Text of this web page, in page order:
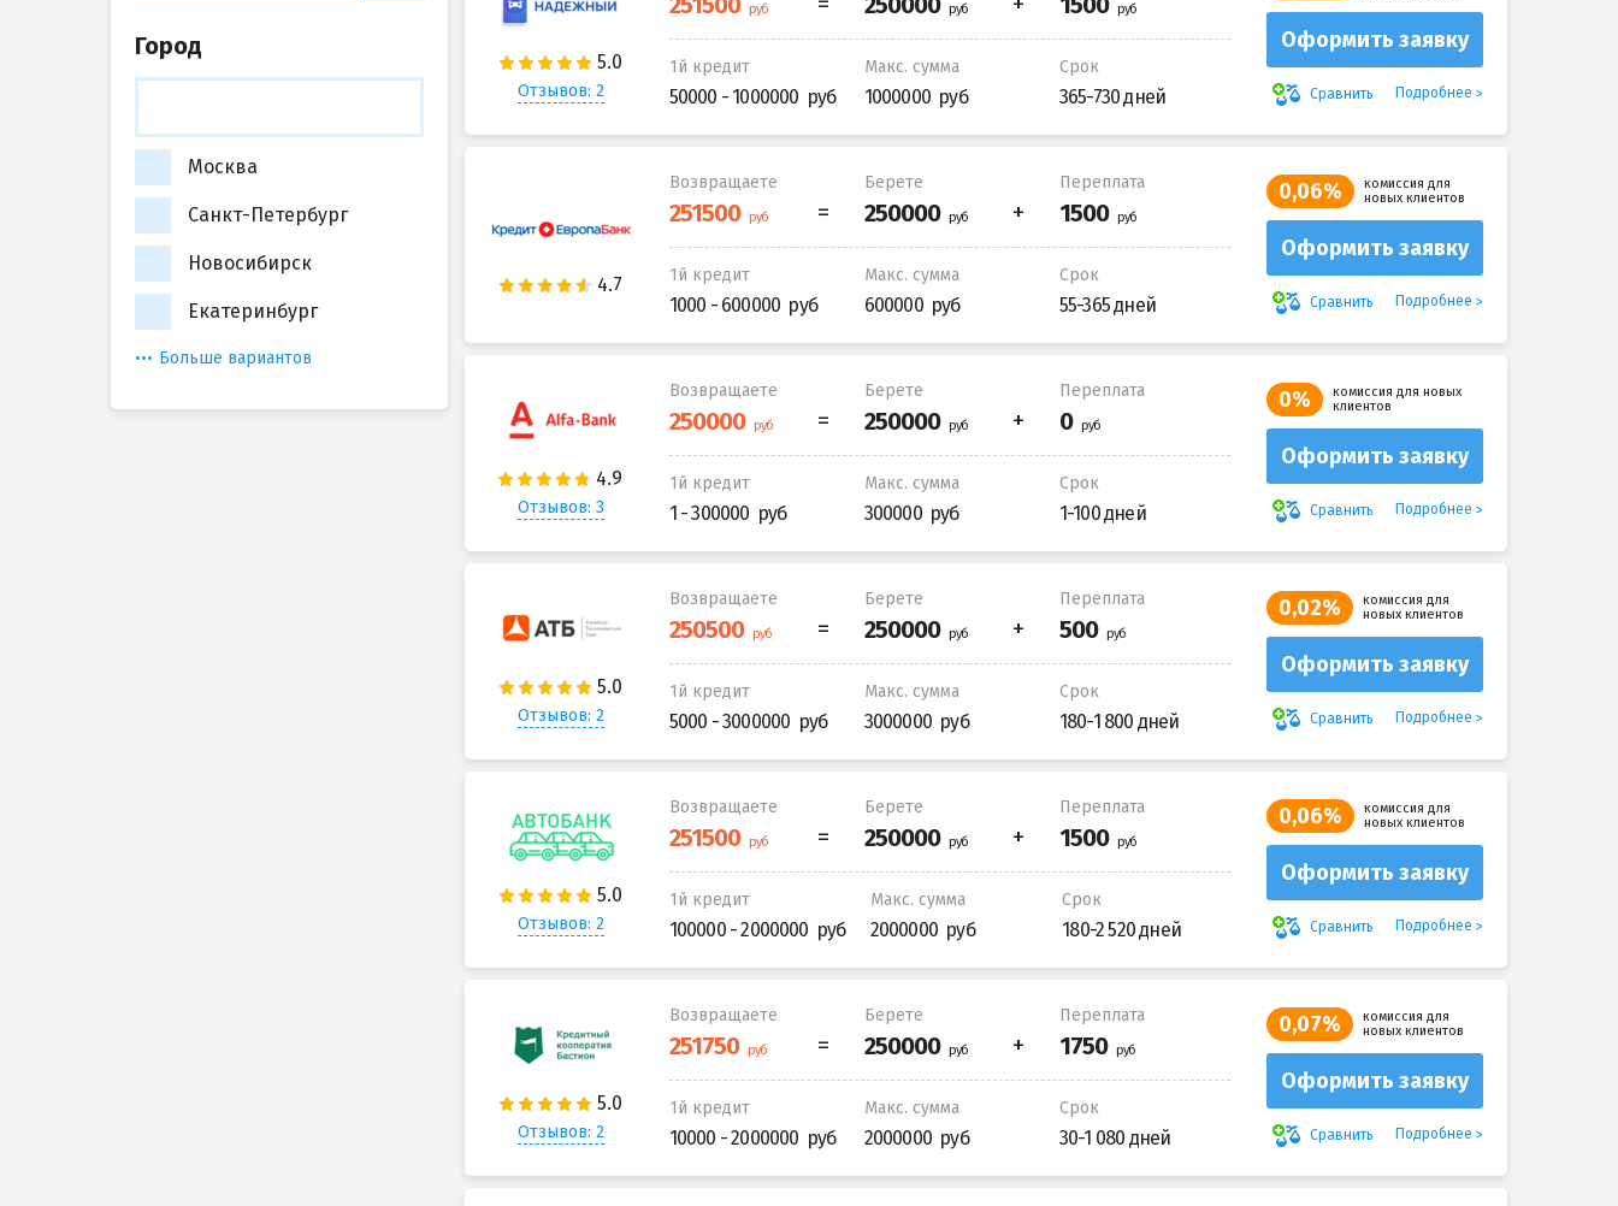
Отзывов: 2
1й кредит
50000 - 1000000
Макс. сумма
1000000
Срок
365-730 дней
Оформить заявку
Сравнить Подробнее
Возвращаете Берете Переплата
1й кредит
1000 - 600000
Макс. сумма
600000
Срок
55-365 дней
0,06%
комиссия для
новых клиентов
Оформить заявку
Сравнить Подробнее
Отзывов: 3
Возвращаете Берете Переплата
1й кредит
1 - 300000
Макс. сумма
300000
Срок
1-100 дней
0%
комиссия для новых
клиентов
Оформить заявку
Сравнить Подробнее
Отзывов: 2
Возвращаете Берете Переплата
1й кредит
5000 - 3000000
Макс. сумма
3000000
Срок
180-1 800 дней
0,02%
комиссия для
новых клиентов
Оформить заявку
Сравнить Подробнее
Отзывов: 2
Возвращаете Берете Переплата
1й кредит
100000 - 2000000
Макс. сумма
2000000
Срок
180-2 520 дней
0,06%
комиссия для
новых клиентов
Оформить заявку
Сравнить Подробнее
Отзывов: 2
Возвращаете Берете Переплата
1й кредит
10000 - 2000000
Макс. сумма
2000000
Срок
30-1 080 дней
0,07%
комиссия для
новых клиентов
Оформить заявку
Сравнить Подробнее
Город
Москва
Санкт-Петербург
Новосибирск
Екатеринбург
Больше вариантов